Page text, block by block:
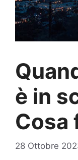
è in
Cosa
28 Ottobre